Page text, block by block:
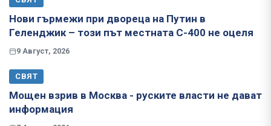
Нови гърмежи при двореца на Путин в
Геленджик – този път местната С-400 не оцеля
9 Август, 2026
СВЯТ
Мощен взрив в Москва - руските власти не дават
информация